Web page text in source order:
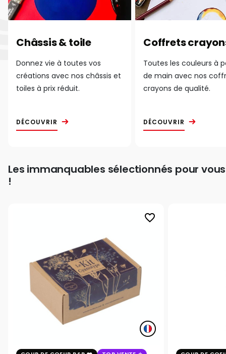
Châssis & toile
Donnez vie à toutes vos
créations avec nos châssis et
toiles à prix réduit.
DÉCOUVRIR
Coffrets
Toutes les couleurs à
de main avec nos
crayons de qualité.
DÉCOUVRIR
Les immanquables sélectionnés pour vous
!
favorite_border